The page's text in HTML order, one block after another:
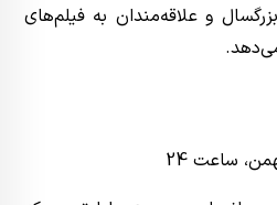
و علاقه‌مندان به فیلم‌های